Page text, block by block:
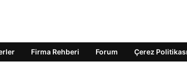
Firma Rehberi Forum Çerez Politikası